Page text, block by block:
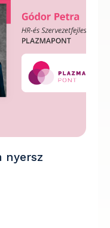
nyersz